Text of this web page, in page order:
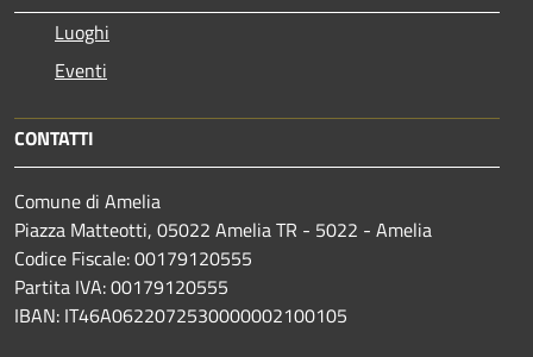
Luoghi
Eventi
CONTATTI
Comune di Amelia
Piazza Matteotti, 05022 Amelia TR - 5022 - Amelia
Codice Fiscale: 00179120555
Partita IVA: 00179120555
IBAN: IT46A0622072530000002100105